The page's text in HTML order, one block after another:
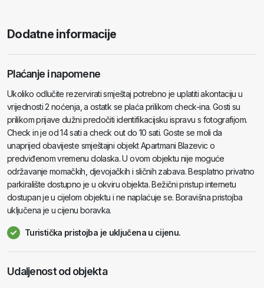
Dodatne informacije
Plaćanje i napomene
Ukoliko odlučite rezervirati smještaj potrebno je uplatiti akontaciju u
vrijednosti 2 noćenja, a ostatk se plaća prilikom check-ina. Gosti su
prilikom prijave dužni predočiti identifikacijsku ispravu s fotografijom.
Check in je od 14 sati a check out do 10 sati. Goste se moli da
unaprijed obavijeste smještajni objekt Apartmani Blazevic o
predviđenom vremenu dolaska. U ovom objektu nije moguće
održavanje momačkih, djevojačkih i sličnih zabava. Besplatno privatno
parkiralište dostupno je u okviru objekta. Bežični pristup internetu
dostupan je u cijelom objektu i ne naplaćuje se. Boravišna pristojba
uključena je u cijenu boravka.
Turistička pristojba je uključena u cijenu.
Udaljenost od objekta